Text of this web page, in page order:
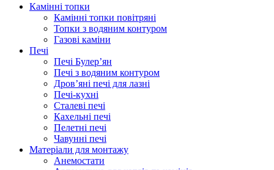
Камінні топки
Камінні топки повітряні
Топки з водяним контуром
Газові каміни
Печі
Печі Булер’ян
Печі з водяним контуром
Дров’яні печі для лазні
Печі-кухні
Сталеві печі
Кахельні печі
Пелетні печі
Чавунні печі
Матеріали для монтажу
Анемостати